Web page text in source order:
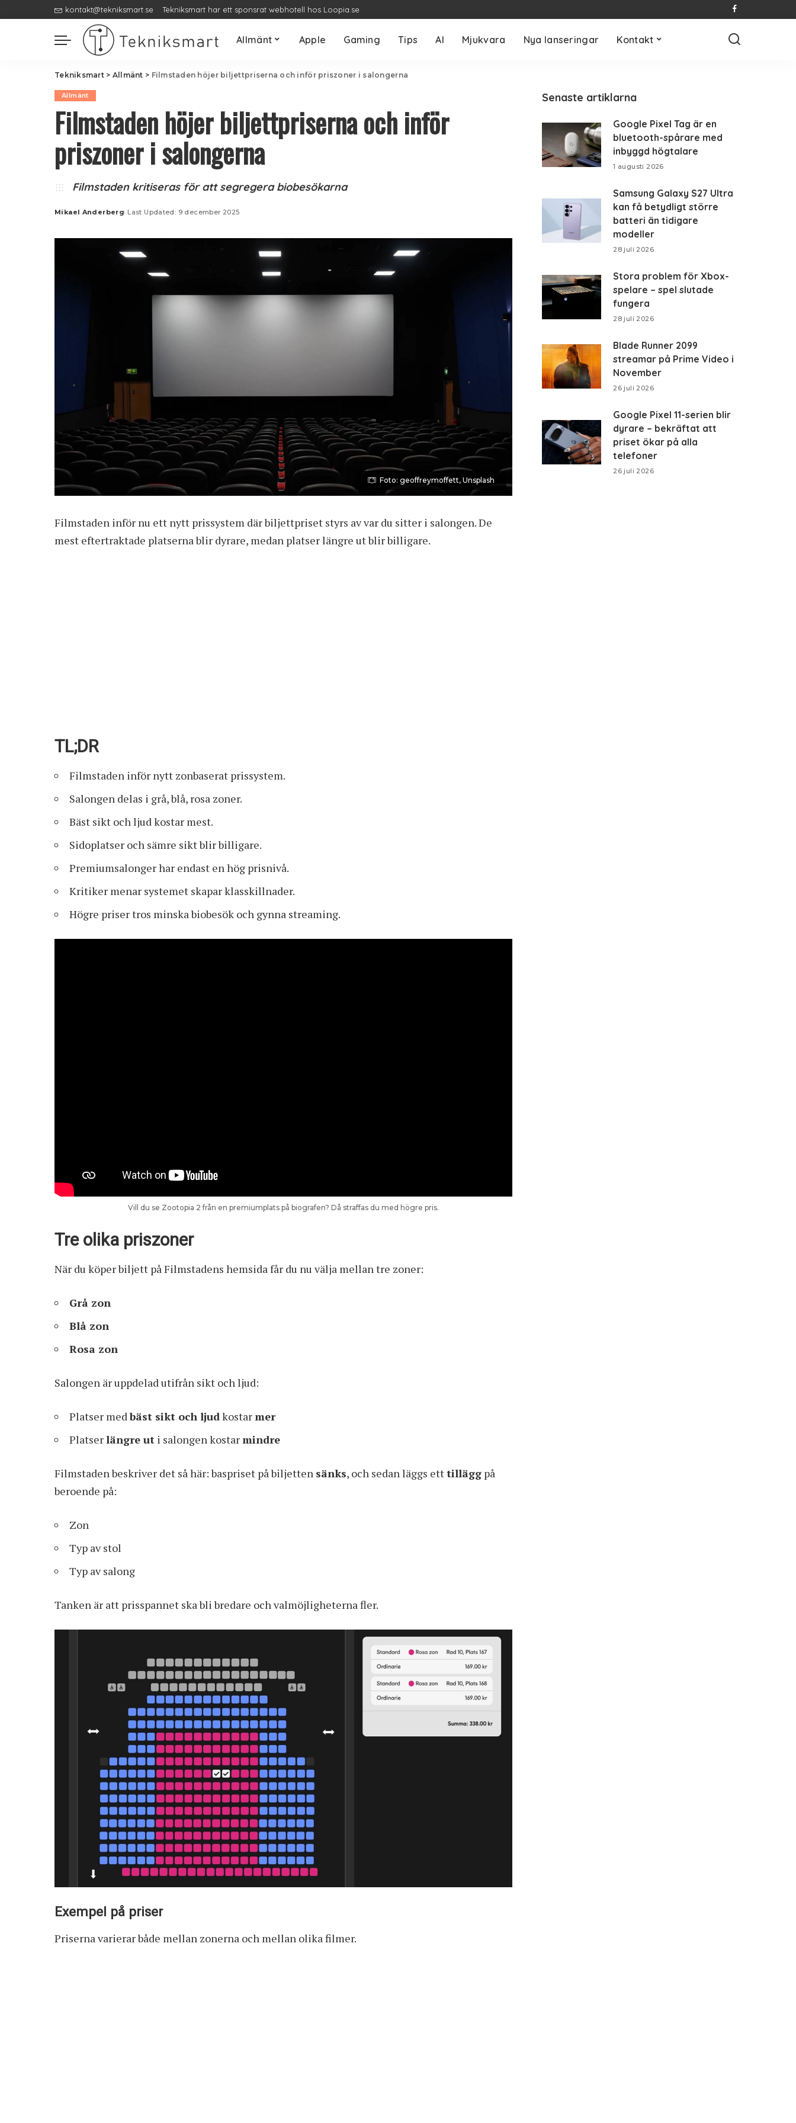
kontakt@tekniksmart.se Tekniksmart har ett sponsrat webhotell hos Loopia.se
Allmänt Apple Gaming Tips AI Mjukvara Nya lanseringar Kontakt
Tekniksmart> Allmänt > Filmstaden höjer biljettpriserna och inför priszoner i salongerna
Allmänt
Filmstaden höjer biljettpriserna och inför
priszoner i salongerna
Filmstaden kritiseras för att segregera biobesökarna
Posted
Mikael Anderberg Last Updated: 9 december 2025
Foto: geoffreymoffett, Unsplash
Filmstaden inför nu ett nytt prissystem där biljettpriset styrs av var du sitter i salongen. De
mest eftertraktade platserna blir dyrare, medan platser längre ut blir billigare.
TL;DR
Filmstaden inför nytt zonbaserat prissystem.
Salongen delas i grå, blå, rosa zoner.
Bäst sikt och ljud kostar mest.
Sidoplatser och sämre sikt blir billigare.
Premiumsalonger har endast en hög prisnivå.
Kritiker menar systemet skapar klasskillnader.
Högre priser tros minska biobesök och gynna streaming.
Vill du se Zootopia 2 från en premiumplats på biografen? Då straffas du med högre pris.
Tre olika priszoner
När du köper biljett på Filmstadens hemsida får du nu välja mellan tre zoner:
Grå zon
Blå zon
Rosa zon
Salongen är uppdelad utifrån sikt och ljud:
Platser medbäst sikt och ljudkostarmer
Platserlängre ut i salongen kostarmindre
Filmstaden beskriver det så här: baspriset på biljetten sänks, och sedan läggs etttillägg på
beroende på:
Zon
Typ av stol
Typ av salong
Tanken är att prisspannet ska bli bredare och valmöjligheterna fler.
Exempel på priser
Priserna varierar både mellan zonerna och mellan olika filmer.
Senaste artiklarna
Google Pixel Tag är en
bluetooth-spårare med
inbyggd högtalare
1 augusti 2026
Samsung Galaxy S27 Ultra
kan få betydligt större
batteri än tidigare
modeller
28 juli 2026
Stora problem för Xbox-
spelare – spel slutade
fungera
28 juli 2026
Blade Runner 2099
streamar på Prime Video i
November
26 juli 2026
Google Pixel 11-serien blir
dyrare – bekräftat att
priset ökar på alla
telefoner
26 juli 2026